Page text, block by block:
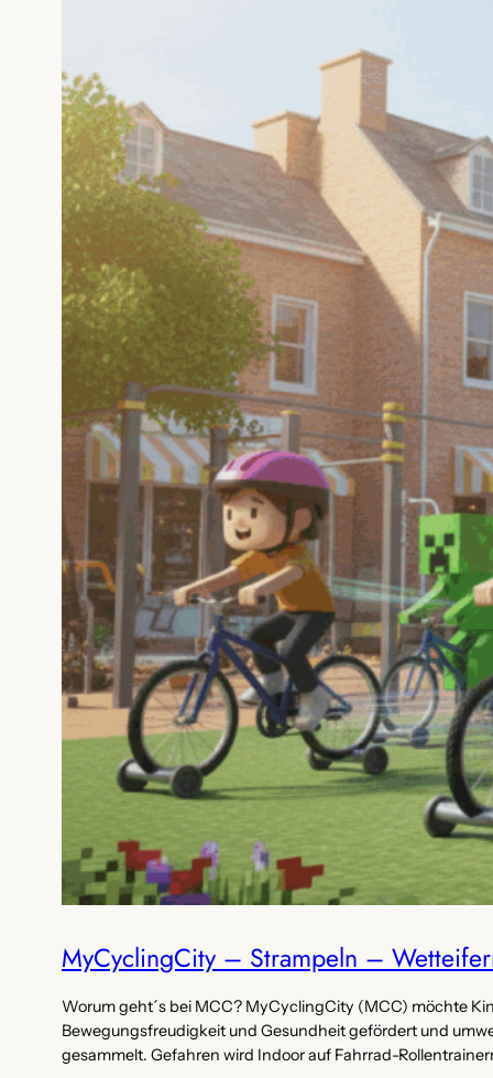
MyCyclingCity – Strampeln –
Worum geht´s bei MCC? MyCyclingCity (MCC) möchte
Bewegungsfreudigkeit und Gesundheit gefördert und
gesammelt. Gefahren wird Indoor auf Fahrrad-